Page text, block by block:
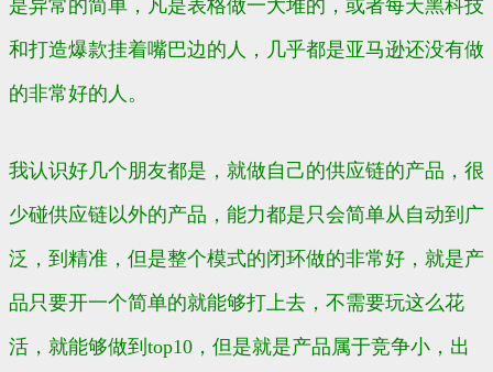
是异常的简单，凡是表格做一大堆的，或者每天黑科技
和打造爆款挂着嘴巴边的人，几乎都是亚马逊还没有做
的非常好的人。
我认识好几个朋友都是，就做自己的供应链的产品，很
少碰供应链以外的产品，能力都是只会简单从自动到广
泛，到精准，但是整个模式的闭环做的非常好，就是产
品只要开一个简单的就能够打上去，不需要玩这么花
活，就能够做到top10，但是就是产品属于竞争小，出